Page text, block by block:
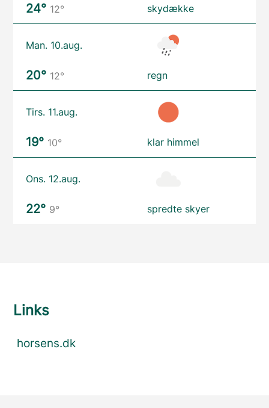
24° 12° skydække
Man. 10.aug.
20° 12° regn
Tirs. 11.aug.
19° 10° klar himmel
Ons. 12.aug.
22° 9° spredte skyer
Links
horsens.dk